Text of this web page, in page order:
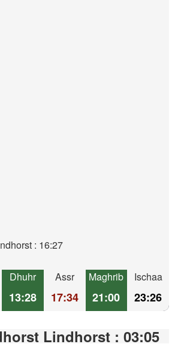
: 16:27
Dhuhr
13:28
Assr
17:34
Maghrib
21:00
Ischaa
23:26
Lindhorst : 03:05